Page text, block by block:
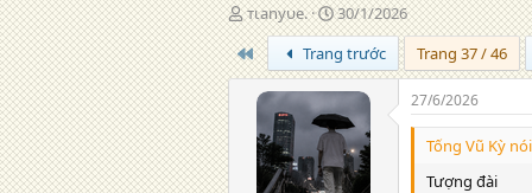
T
á
c
g
тιanyυe.
N
g
à
y
đ
ă
n
g
30/1/2026
Trang đầuTrang trước Trang 37 / 46
27/6/2026
Tống Vũ Kỳ
Tượng đài